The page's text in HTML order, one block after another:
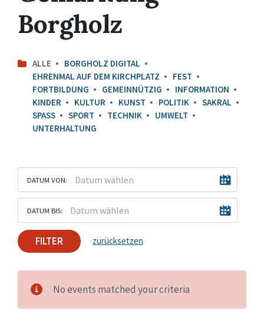
Borgholz
ALLE
BORGHOLZ DIGITAL
EHRENMAL AUF DEM KIRCHPLATZ
FEST
FORTBILDUNG
GEMEINNÜTZIG
INFORMATION
KINDER
KULTUR KUNST POLITIK
SAKRAL
SPASS
SPORT TECHNIK
UMWELT
UNTERHALTUNG
DATUM VON:
DATUM BIS:
FILTER zurücksetzen
No events matched your criteria